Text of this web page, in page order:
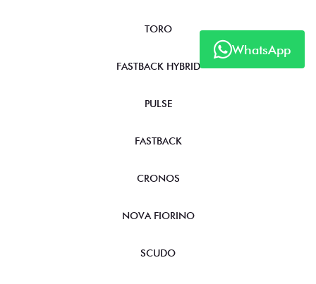
WhatsApp
TORO
FASTBACK HYBRID
PULSE
FASTBACK
CRONOS
NOVA FIORINO
SCUDO